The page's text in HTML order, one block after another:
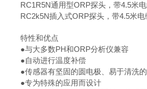
RC1R5N通用型ORP探头，带4.5米
RC2k5N插入式ORP探头，带4.5米电
特性和优点
●与大多数PH和ORP分析仪兼容
●自动进行温度补偿
●传感器有坚固的圆电极、易于清洗
●专为特殊的应用而设计